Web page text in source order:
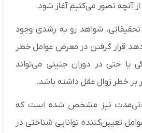
آنچه تصور می‌کنیم آغاز شود.
شواهد رو به رشدی وجود
قرار گرفتن در معرض عوامل خطر
یا حتی در دوران جنینی می‌تواند
بر خطر زوال عقل داشته باشد.
نیز مشخص شده است که
تعیین‌کننده توانایی شناختی در